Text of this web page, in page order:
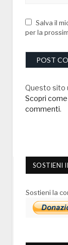
Salva il
per la
Questo sito
Scopri
commenti.
SOSTIENI
Sostieni la